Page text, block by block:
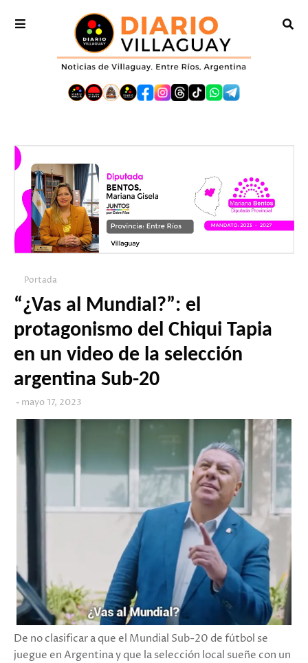
Portada
“¿Vas al Mundial?”: el
protagonismo del Chiqui Tapia
en un video de la selección
argentina Sub-20
mayo 17, 2023
De no clasificar a que el Mundial Sub-20 de fútbol se
juegue en Argentina y que la selección local sueñe con un